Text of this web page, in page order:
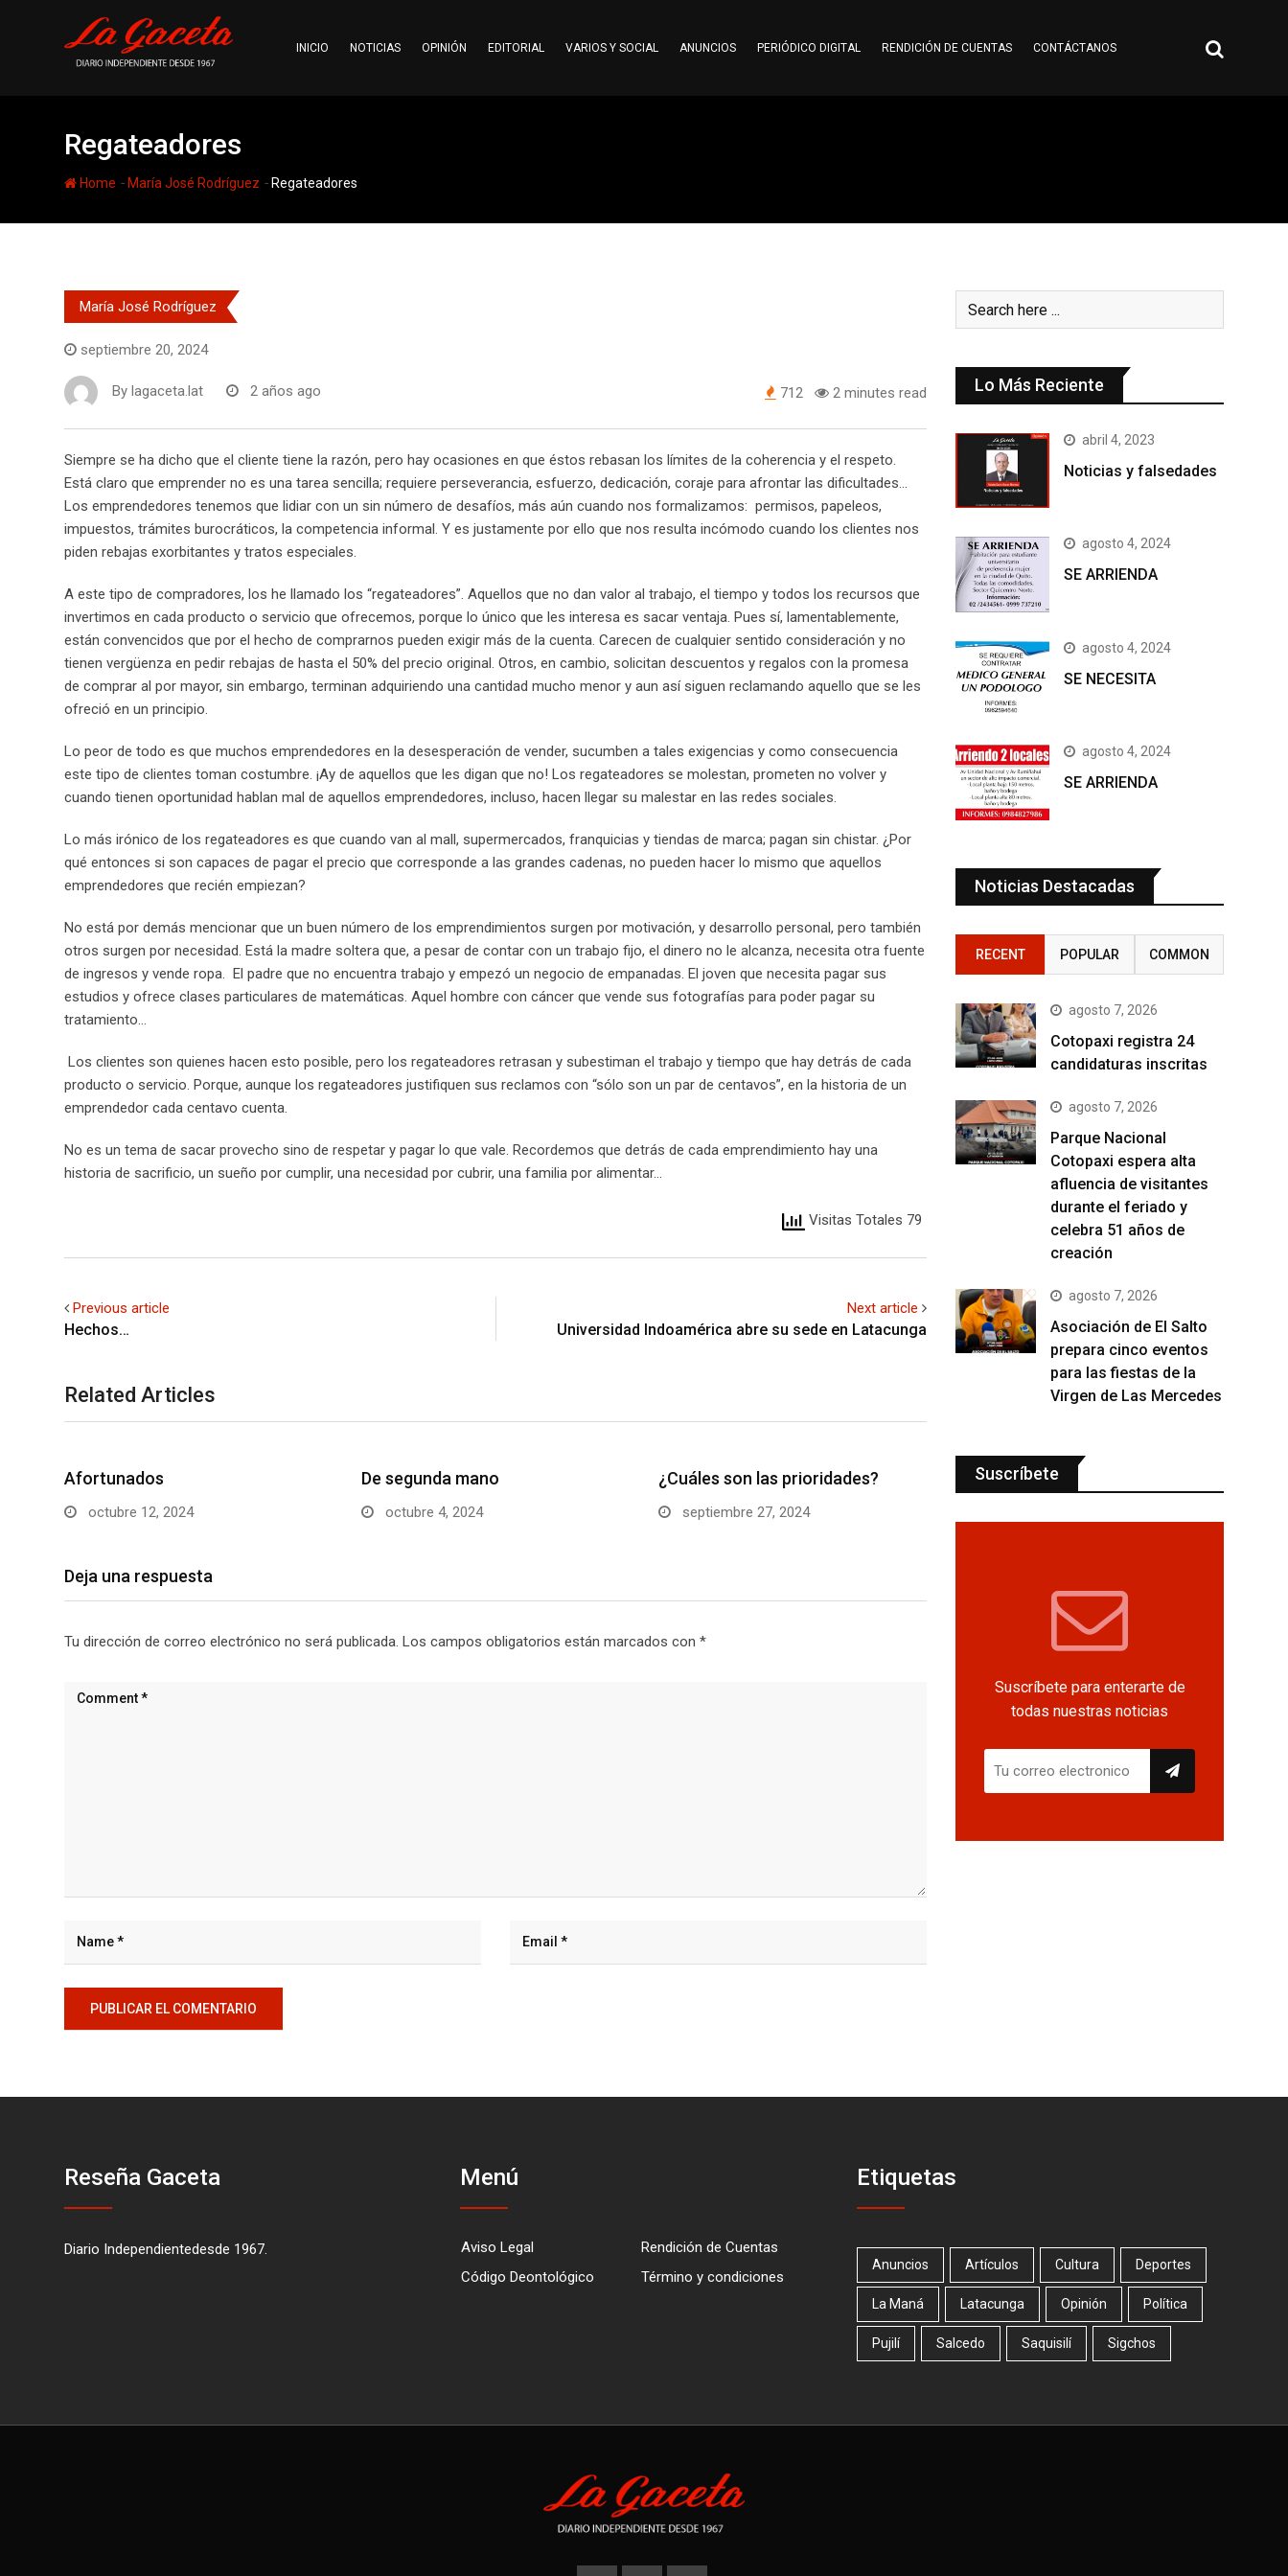
INICIO NOTICIAS OPINIÓN EDITORIAL VARIOS Y SOCIAL ANUNCIOS PERIÓDICO DIGITAL RENDICIÓN DE CUENTAS CONTÁCTANOS
Regateadores
Home - María José Rodríguez - Regateadores
María José Rodríguez
septiembre 20, 2024
By lagaceta.lat 2 años ago 712 2 minutes read
Siempre se ha dicho que el cliente tiene la razón, pero hay ocasiones en que éstos rebasan los límites de la coherencia y el respeto.
Está claro que emprender no es una tarea sencilla; requiere perseverancia, esfuerzo, dedicación, coraje para afrontar las dificultades…
Los emprendedores tenemos que lidiar con un sin número de desafíos, más aún cuando nos formalizamos: permisos, papeleos,
impuestos, trámites burocráticos, la competencia informal. Y es justamente por ello que nos resulta incómodo cuando los clientes nos
piden rebajas exorbitantes y tratos especiales.
A este tipo de compradores, los he llamado los “regateadores”. Aquellos que no dan valor al trabajo, el tiempo y todos los recursos que
invertimos en cada producto o servicio que ofrecemos, porque lo único que les interesa es sacar ventaja. Pues sí, lamentablemente,
están convencidos que por el hecho de comprarnos pueden exigir más de la cuenta. Carecen de cualquier sentido consideración y no
tienen vergüenza en pedir rebajas de hasta el 50% del precio original. Otros, en cambio, solicitan descuentos y regalos con la promesa
de comprar al por mayor, sin embargo, terminan adquiriendo una cantidad mucho menor y aun así siguen reclamando aquello que se les
ofreció en un principio.
Lo peor de todo es que muchos emprendedores en la desesperación de vender, sucumben a tales exigencias y como consecuencia
este tipo de clientes toman costumbre. ¡Ay de aquellos que les digan que no! Los regateadores se molestan, prometen no volver y
cuando tienen oportunidad hablan mal de aquellos emprendedores, incluso, hacen llegar su malestar en las redes sociales.
Lo más irónico de los regateadores es que cuando van al mall, supermercados, franquicias y tiendas de marca; pagan sin chistar. ¿Por
qué entonces si son capaces de pagar el precio que corresponde a las grandes cadenas, no pueden hacer lo mismo que aquellos
emprendedores que recién empiezan?
No está por demás mencionar que un buen número de los emprendimientos surgen por motivación, y desarrollo personal, pero también
otros surgen por necesidad. Está la madre soltera que, a pesar de contar con un trabajo fijo, el dinero no le alcanza, necesita otra fuente
de ingresos y vende ropa. El padre que no encuentra trabajo y empezó un negocio de empanadas. El joven que necesita pagar sus
estudios y ofrece clases particulares de matemáticas. Aquel hombre con cáncer que vende sus fotografías para poder pagar su
tratamiento…
Los clientes son quienes hacen esto posible, pero los regateadores retrasan y subestiman el trabajo y tiempo que hay detrás de cada
producto o servicio. Porque, aunque los regateadores justifiquen sus reclamos con “sólo son un par de centavos”, en la historia de un
emprendedor cada centavo cuenta.
No es un tema de sacar provecho sino de respetar y pagar lo que vale. Recordemos que detrás de cada emprendimiento hay una
historia de sacrificio, un sueño por cumplir, una necesidad por cubrir, una familia por alimentar…
Visitas Totales 79
Previous article
Hechos…
Next article
Universidad Indoamérica abre su sede en Latacunga
Related Articles
Afortunados
octubre 12, 2024
De segunda mano
octubre 4, 2024
¿Cuáles son las prioridades?
septiembre 27, 2024
Deja una respuesta
Tu dirección de correo electrónico no será publicada. Los campos obligatorios están marcados con *
Lo Más Reciente
abril 4, 2023
Noticias y falsedades
agosto 4, 2024
SE ARRIENDA
agosto 4, 2024
SE NECESITA
agosto 4, 2024
SE ARRIENDA
Noticias Destacadas
RECENT POPULAR COMMON
agosto 7, 2026
Cotopaxi registra 24
candidaturas inscritas
agosto 7, 2026
Parque Nacional
Cotopaxi espera alta
afluencia de visitantes
durante el feriado y
celebra 51 años de
creación
agosto 7, 2026
Asociación de El Salto
prepara cinco eventos
para las fiestas de la
Virgen de Las Mercedes
Suscríbete
Suscríbete para enterarte de
todas nuestras noticias
Reseña Gaceta
Diario Independientedesde 1967.
Menú
Aviso Legal
Rendición de Cuentas
Código Deontológico
Término y condiciones
Etiquetas
Anuncios Artículos Cultura Deportes
La Maná Latacunga Opinión Política
Pujilí Salcedo Saquisilí Sigchos